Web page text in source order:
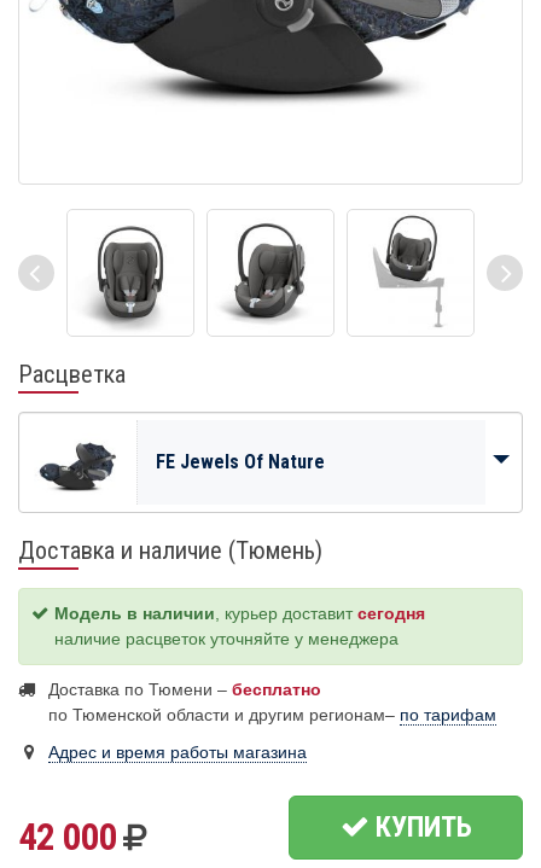
Расцветка
FE Jewels Of Nature
Доставка и наличие (Тюмень)
Модель в наличии, курьер доставитсегодня
наличие расцветок уточняйте у менеджера
Доставка по Тюмени – бесплатно
по Тюменской области и другим регионам– по тарифам
Адрес и время работы магазина
42 000 КУПИТЬ